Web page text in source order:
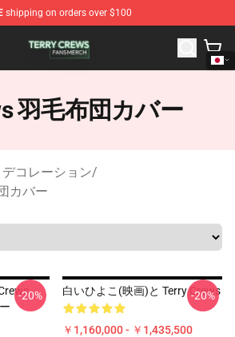
shipping on orders over $100
- Official Terry Crews Merchandise
羽毛布団カバー
デコレーション/
カバー
-20% 白いひよこ(映画)と Terry Crews
￥1,160,000 - ￥1,435,500
-20%